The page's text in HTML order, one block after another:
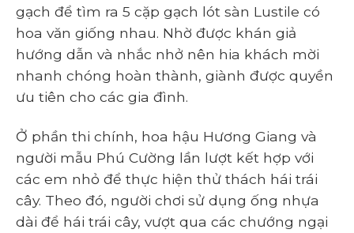
gạch để tìm ra 5 cặp gạch lót sàn Lustile có
hoa văn giống nhau. Nhờ được khán giả
hướng dẫn và nhắc nhở nên hia khách mời
nhanh chóng hoàn thành, giành được quyền
ưu tiên cho các gia đình.
Ở phần thi chính, hoa hậu Hương Giang và
người mẫu Phú Cường lần lượt kết hợp với
các em nhỏ để thực hiện thử thách hái trái
cây. Theo đó, người chơi sử dụng ống nhựa
dài để hái trái cây, vượt qua các chướng ngại